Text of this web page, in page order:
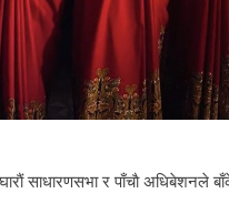
साधारणसभा र पाँचाै अधिबेशनले